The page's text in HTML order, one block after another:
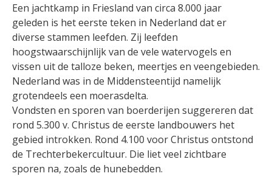
Een jachtkamp in Friesland van circa 8.000 jaar
geleden is het eerste teken in Nederland dat er
diverse stammen leefden. Zij leefden
hoogstwaarschijnlijk van de vele watervogels en
vissen uit de talloze beken, meertjes en veengebieden.
Nederland was in de Middensteentijd namelijk
grotendeels een moerasdelta.
Vondsten en sporen van boerderijen suggereren dat
rond 5.300 v. Christus de eerste landbouwers het
gebied introkken. Rond 4.100 voor Christus ontstond
de Trechterbekercultuur. Die liet veel zichtbare
sporen na, zoals de hunebedden.